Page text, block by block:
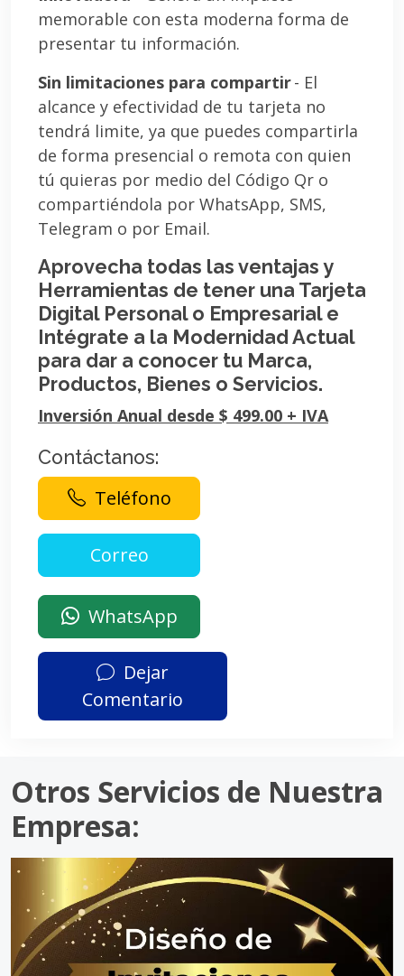
memorable con esta moderna forma de
presentar tu información.
Sin limitaciones para compartir- El
alcance y efectividad de tu tarjeta no
tendrá limite, ya que puedes compartirla
de forma presencial o remota con quien
tú quieras por medio del Código Qr o
compartiéndola por WhatsApp, SMS,
Telegram o por Email.
Aprovecha todas las ventajas y
Herramientas de tener una Tarjeta
Digital Personal o Empresarial e
Intégrate a la Modernidad Actual
para dar a conocer tu Marca,
Productos, Bienes o Servicios.
Inversión Anual desde $ 499.00 + IVA
Contáctanos:
Teléfono
WhatsApp
Dejar
Comentario
Otros Servicios de Nuestra
Empresa: